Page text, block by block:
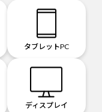
タブレットPC
ディスプレイ